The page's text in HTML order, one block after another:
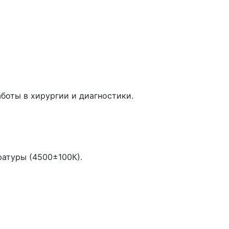
в хирургии и диагностики.
(4500±100К).